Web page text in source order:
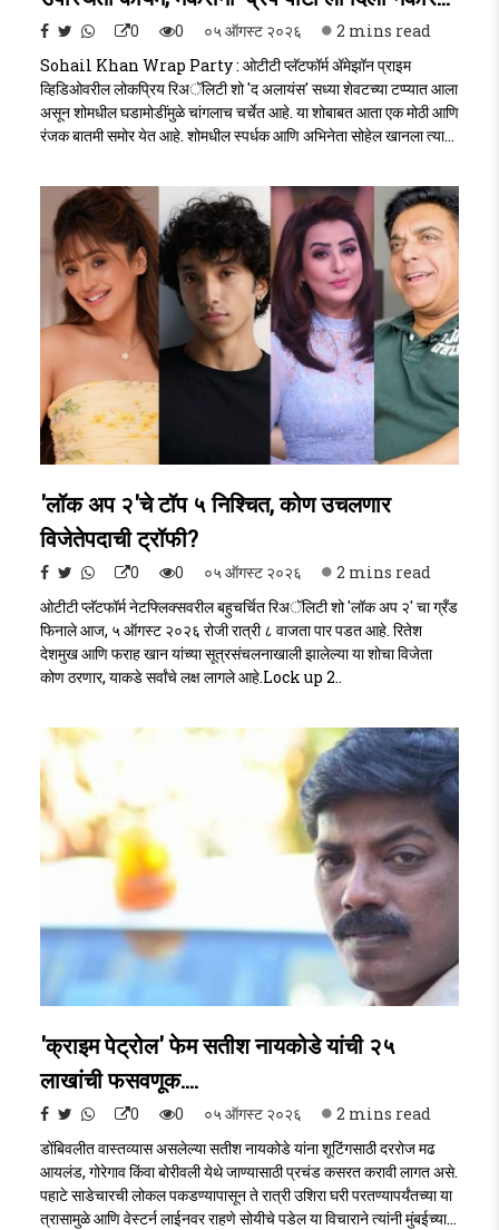
0 0 ०५ ऑगस्ट २०२६
2 mins read
Sohail Khan Wrap Party : ओटीटी प्लॅटफॉर्म ॲमेझॉन प्राइम
व्हिडिओवरील लोकप्रिय रिअॅलिटी शो 'द अलायंस' सध्या शेवटच्या टप्प्यात आला
असून शोमधील घडामोडींमुळे चांगलाच चर्चेत आहे. या शोबाबत आता एक मोठी आणि
रंजक बातमी समोर येत आहे. शोमधील स्पर्धक आणि अभिनेता सोहेल खानला त्याचा
होते, मात्र शोच्या निर्मात्यांनी त्याला बाहेर जाण्यास स्पष्ट नकार दिला आहे.
(Sohail Khan Wrap Party )..
'लॉक अप २'चे टॉप ५ निश्चित, कोण उचलणार
विजेतेपदाची ट्रॉफी?
0 0 ०५ ऑगस्ट २०२६
2 mins read
ओटीटी प्लॅटफॉर्म नेटफ्लिक्सवरील बहुचर्चित रिअॅलिटी शो 'लॉक अप २' चा ग्रँड
फिनाले आज, ५ ऑगस्ट २०२६ रोजी रात्री ८ वाजता पार पडत आहे. रितेश
देशमुख आणि फराह खान यांच्या सूत्रसंचलनाखाली झालेल्या या शोचा विजेता
कोण ठरणार, याकडे सर्वांचे लक्ष लागले आहे.Lock up 2..
'क्राइम पेट्रोल' फेम सतीश नायकोडे यांची २५
लाखांची फसवणूक....
0 0 ०५ ऑगस्ट २०२६
2 mins read
डोंबिवलीत वास्तव्यास असलेल्या सतीश नायकोडे यांना शूटिंगसाठी दररोज मढ
आयलंड, गोरेगाव किंवा बोरीवली येथे जाण्यासाठी प्रचंड कसरत करावी लागत असे.
पहाटे साडेचारची लोकल पकडण्यापासून ते रात्री उशिरा घरी परतण्यापर्यंतच्या या
त्रासामुळे आणि वेस्टर्न लाईनवर राहणे सोयीचे पडेल या विचाराने त्यांनी मुंबईच्या